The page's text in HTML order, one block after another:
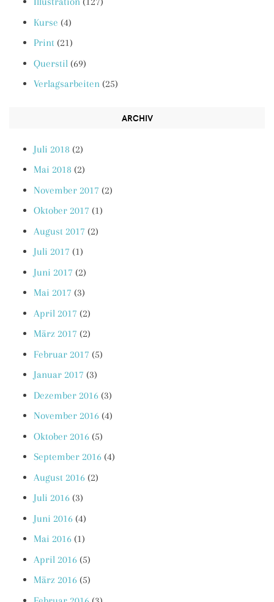
Kurse (4)
Print (21)
Querstil (69)
Verlagsarbeiten (25)
ARCHIV
Juli 2018 (2)
Mai 2018 (2)
November 2017 (2)
Oktober 2017 (1)
August 2017 (2)
Juli 2017 (1)
Juni 2017 (2)
Mai 2017 (3)
April 2017 (2)
März 2017 (2)
Februar 2017 (5)
Januar 2017 (3)
Dezember 2016 (3)
November 2016 (4)
Oktober 2016 (5)
September 2016 (4)
August 2016 (2)
Juli 2016 (3)
Juni 2016 (4)
Mai 2016 (1)
April 2016 (5)
März 2016 (5)